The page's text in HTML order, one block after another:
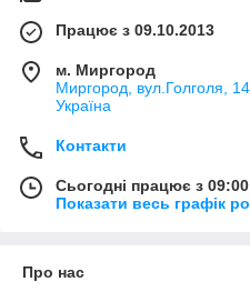
Працює з 09.10.2013
м. Миргород
Миргород, вул.Голголя,
Україна
Контакти
Сьогодні працює з
Показати весь графік
Про нас